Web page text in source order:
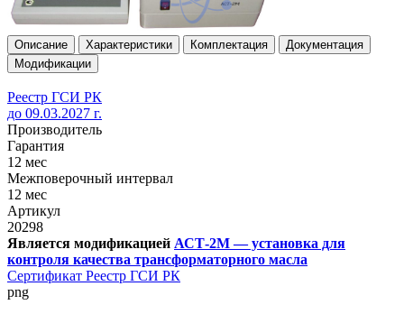
Описание Характеристики Комплектация
Документация
Модификации
Реестр ГСИ РК
до 09.03.2027 г.
Производитель
Гарантия
12 мес
Межповерочный интервал
12 мес
Артикул
20298
Является модификацией АСТ-2М — установка для
контроля качества трансформаторного масла
Сертификат Реестр ГСИ РК
png